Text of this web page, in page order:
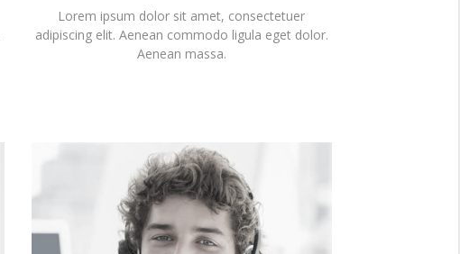
Lorem ipsum dolor sit amet, consectetuer
adipiscing elit. Aenean commodo ligula eget dolor.
Aenean massa.